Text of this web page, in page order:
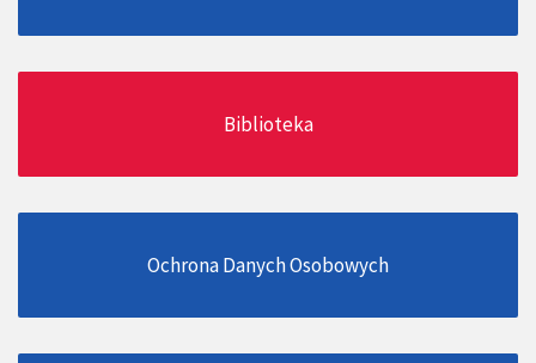
Biblioteka
Ochrona Danych Osobowych